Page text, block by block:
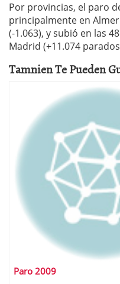
Por provincias, el paro
principalmente en
(-1.063), y subió en las
Madrid (+11.074
Tamnien Te Pueden
Paro 2009